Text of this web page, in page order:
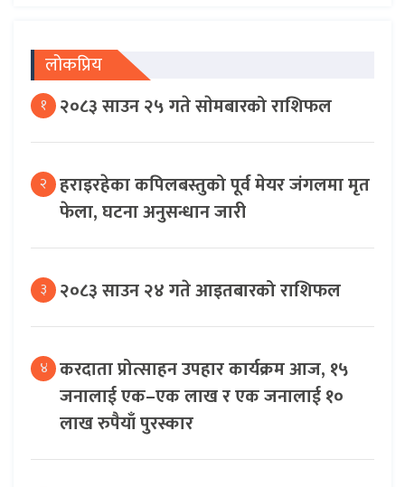
लोकप्रिय
१ २०८३ साउन २५ गते साेमबारको राशिफल
२ हराइरहेका कपिलबस्तुको पूर्व मेयर जंगलमा मृत
फेला, घटना अनुसन्धान जारी
३ २०८३ साउन २४ गते आइतबारको राशिफल
४ करदाता प्रोत्साहन उपहार कार्यक्रम आज, १५
जनालाई एक–एक लाख र एक जनालाई १०
लाख रुपैयाँ पुरस्कार